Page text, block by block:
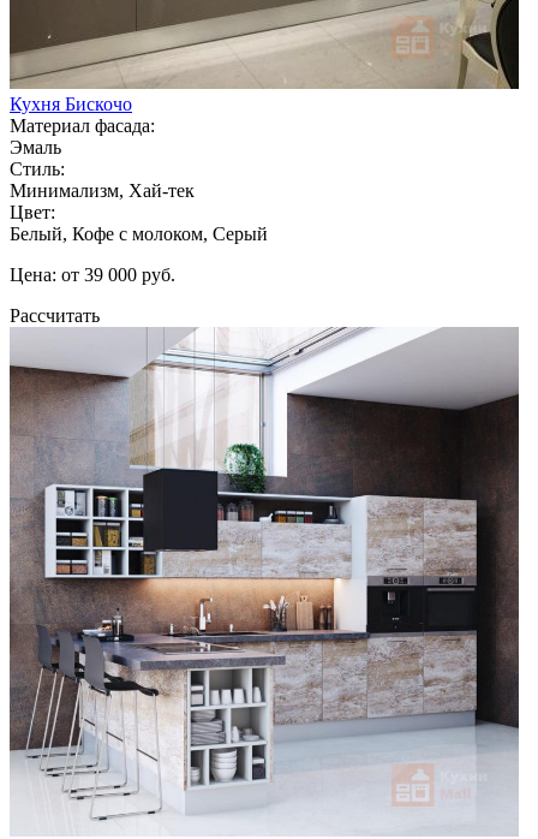
Кухня Бискочо
Материал фасада:
Эмаль
Стиль:
Минимализм, Хай-тек
Цвет:
Белый, Кофе с молоком, Серый
Цена: от 39 000 руб.
Рассчитать